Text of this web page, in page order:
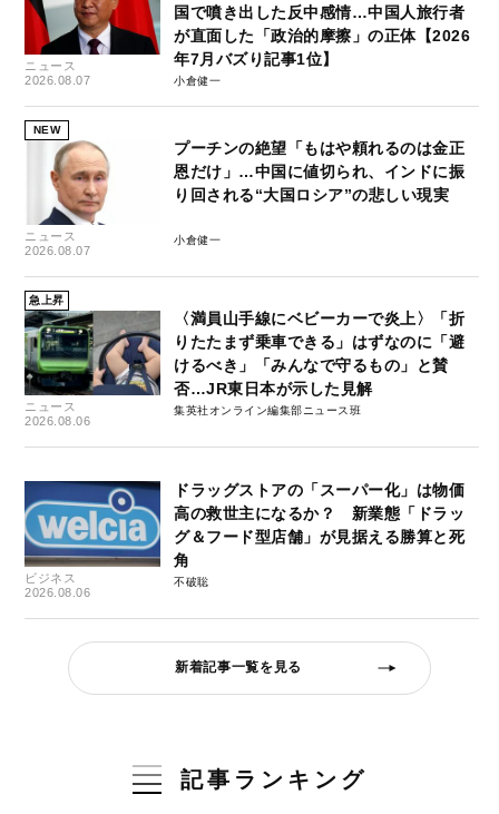
ニュース
2026.08.07
国で噴き出した反中感情…中国人旅行者
が直面した「政治的摩擦」の正体【2026
年7月バズり記事1位】
小倉健一
NEW
ニュース
2026.08.07
プーチンの絶望「もはや頼れるのは金正
恩だけ」…中国に値切られ、インドに振
り回される“大国ロシア”の悲しい現実
小倉健一
急上昇
ニュース
2026.08.06
〈満員山手線にベビーカーで炎上〉「折
りたたまず乗車できる」はずなのに「避
けるべき」「みんなで守るもの」と賛
否…JR東日本が示した見解
集英社オンライン編集部ニュース班
ビジネス
2026.08.06
ドラッグストアの「スーパー化」は物価
高の救世主になるか？ 新業態「ドラッ
グ＆フード型店舗」が見据える勝算と死
角
不破聡
新着記事一覧を見る
記事ランキング